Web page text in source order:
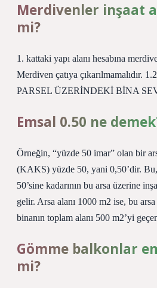
Merdivenler inşaat
mi?
1. kattaki yapı alanı hesabına
Merdiven çatıya
PARSEL ÜZERİNDEKİ BİNA
Emsal 0.50 ne
Örneğin, “yüzde 50 imar” olan bir
(KAKS) yüzde 50, yani 0,50’dir. Bu,
50’sine kadarının bu arsa üzerine
gelir. Arsa alanı 1000 m2 ise, bu
binanın toplam alanı 500 m2’yi
Gömme balkonlar
mi?